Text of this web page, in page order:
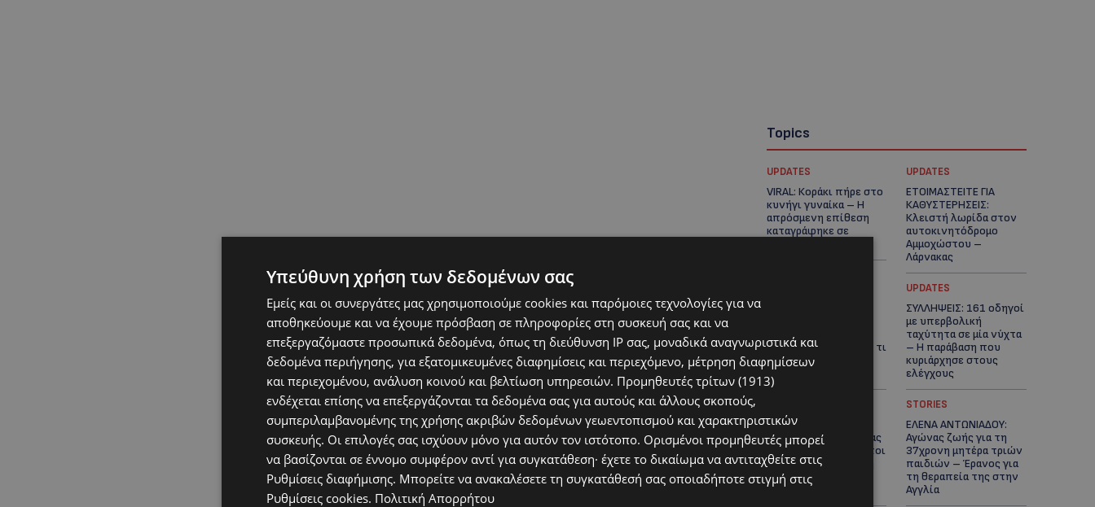
Topics
UPDATES
VIRAL: Κοράκι πήρε στο
κυνήγι γυναίκα – Η
απρόσμενη επίθεση
καταγράφηκε σε
UPDATES
ΕΤΟΙΜΑΣΤΕΙΤΕ ΓΙΑ
ΚΑΘΥΣΤΕΡΗΣΕΙΣ:
Κλειστή λωρίδα στον
αυτοκινητόδρομο
Αμμοχώστου –
Λάρνακας
οδοφράγματα την
Παρασκευή – Πού και τι
ώρα θα γίνουν οι
δράσεις
UPDATES
ΣΥΛΛΗΨΕΙΣ: 161 οδηγοί
με υπερβολική
ταχύτητα σε μία νύχτα
– Η παράβαση που
κυριάρχησε στους
ελέγχους
ΓΕΝΕΘΛΙΟΣ ΗΜΕΡΑ: Η
ηλικία είναι μόνο ένας
αριθμός – Οι άνθρωποι
και οι στιγμές είναι η
πραγματική μας
ιστορία
STORIES
ΕΛΕΝΑ ΑΝΤΩΝΙΑΔΟΥ:
Αγώνας ζωής για τη
37χρονη μητέρα τριών
παιδιών – Έρανος για
τη θεραπεία της στην
Αγγλία
Υπεύθυνη χρήση των δεδομένων σας
Εμείς και οι συνεργάτες μας χρησιμοποιούμε cookies και παρόμοιες τεχνολογίες για να
αποθηκεύουμε και να έχουμε πρόσβαση σε πληροφορίες στη συσκευή σας και να
επεξεργαζόμαστε προσωπικά δεδομένα, όπως τη διεύθυνση IP σας, μοναδικά αναγνωριστικά και
δεδομένα περιήγησης, για εξατομικευμένες διαφημίσεις και περιεχόμενο, μέτρηση διαφημίσεων
και περιεχομένου, ανάλυση κοινού και βελτίωση υπηρεσιών. Προμηθευτές τρίτων (1913)
ενδέχεται επίσης να επεξεργάζονται τα δεδομένα σας για αυτούς και άλλους σκοπούς,
συμπεριλαμβανομένης της χρήσης ακριβών δεδομένων γεωεντοπισμού και χαρακτηριστικών
συσκευής. Οι επιλογές σας ισχύουν μόνο για αυτόν τον ιστότοπο. Ορισμένοι προμηθευτές μπορεί
να βασίζονται σε έννομο συμφέρον αντί για συγκατάθεση· έχετε το δικαίωμα να αντιταχθείτε στις
Ρυθμίσεις διαφήμισης. Μπορείτε να ανακαλέσετε τη συγκατάθεσή σας οποιαδήποτε στιγμή στις
Ρυθμίσεις cookies. Πολιτική Απορρήτου